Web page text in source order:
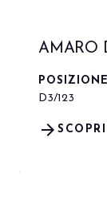
AMARO
POSIZIONE
D3/123
SCOPRI
arrow_forward